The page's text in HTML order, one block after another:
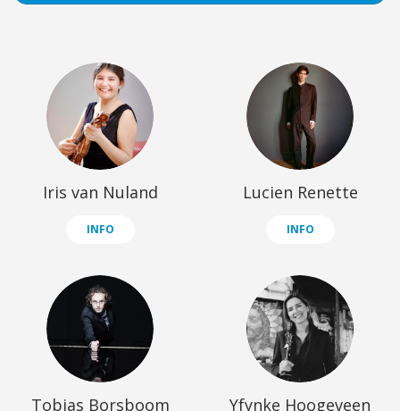
Iris van Nuland
INFO
Lucien Renette
INFO
Tobias Borsboom Yfynke Hoogeveen